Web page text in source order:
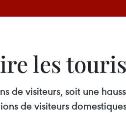
les
de visiteurs, soit une
de visiteurs